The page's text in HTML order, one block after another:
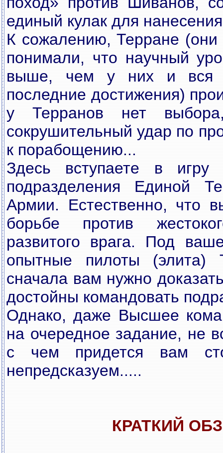
единый кулак для
К сожалению, Терране
понимали, что научный
выше, чем у них и вся
последние достижения)
у Терранов нет
сокрушительный удар по
к порабощению...
Здесь вступаете в
подразделения Единой
Армии. Естественно, что
борьбе против
развитого врага. Под
опытные пилоты (элита)
сначала вам нужно
достойны командовать
Однако, даже Высшее
на очередное задание, не
с чем придется вам
непредсказуем.....
КРАТКИЙ